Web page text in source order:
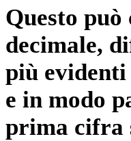
Questo
decimale,
più
e in modo
prima cifra